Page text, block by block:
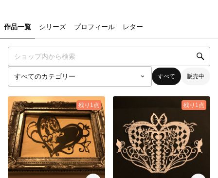
作品一覧 シリーズ プロフィール レター
すべて 販売中
残り1点 残り1点